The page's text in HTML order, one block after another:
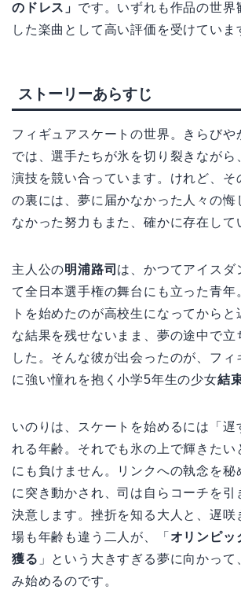
のドレス」 です。いずれも作品の世界
した楽曲として高い評価を受けていま
ストーリーあらすじ
フィギュアスケートの世界。きらびや
では、選手たちが氷を切り裂きながら
演技を競い合っています。けれど、そ
の裏には、夢に届かなかった人々の悔
なかった努力もまた、確かに存在して
主人公の明浦路司 は、かつてアイスダ
て全日本選手権の舞台にも立った青年
トを始めたのが高校生になってからと
な結果を残せないまま、夢の途中で立
した。そんな彼が出会ったのが、フィ
に強い憧れを抱く小学5年生の少女結
いのりは、スケートを始めるには「遅
れる年齢。それでも氷の上で輝きたい
にも負けません。リンクへの執念を秘
に突き動かされ、司は自らコーチを引
決意します。挫折を知る大人と、遅
場も年齢も違う二人が、「 オリンピッ
獲る 」という大きすぎる夢に向かって
み始めるのです。